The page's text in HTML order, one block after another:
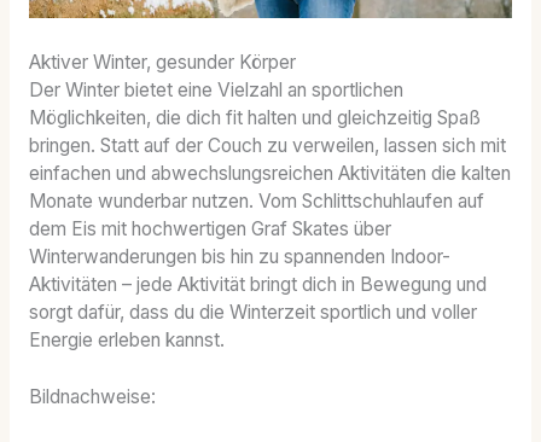
Aktiver Winter, gesunder Körper
Der Winter bietet eine Vielzahl an sportlichen
Möglichkeiten, die dich fit halten und gleichzeitig Spaß
bringen. Statt auf der Couch zu verweilen, lassen sich mit
einfachen und abwechslungsreichen Aktivitäten die kalten
Monate wunderbar nutzen. Vom Schlittschuhlaufen auf
dem Eis mit hochwertigen Graf Skates über
Winterwanderungen bis hin zu spannenden Indoor-
Aktivitäten – jede Aktivität bringt dich in Bewegung und
sorgt dafür, dass du die Winterzeit sportlich und voller
Energie erleben kannst.
Bildnachweise: